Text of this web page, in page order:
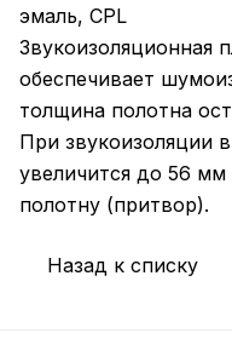
эмаль, CPL
Звукоизоляционная
обеспечивает
толщина полотна
При звукоизоляции
увеличится до 56 мм
полотну (притвор).
Назад к списку